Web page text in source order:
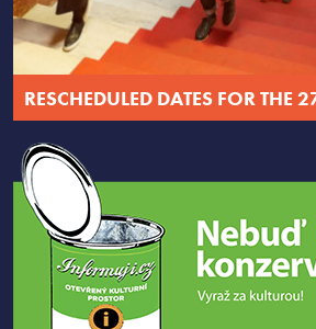
RESCHEDULED DATES FOR THE